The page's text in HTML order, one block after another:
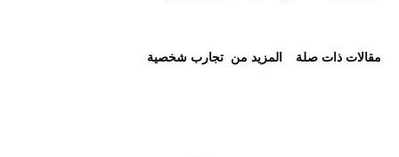
‫مقالات ذات صلة‬ ‫المزيد من ‬ تجارب شخصية